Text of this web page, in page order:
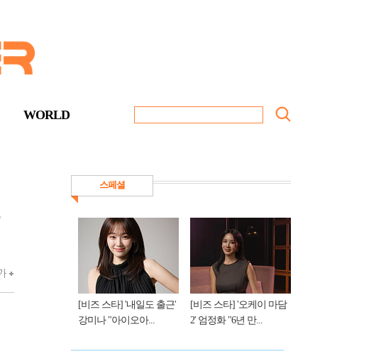
WORLD
스페셜
[비즈 스타] '내일도 출근'
강미나 "아이오아...
[비즈 스타] '오케이 마담
2' 엄정화 "6년 만...